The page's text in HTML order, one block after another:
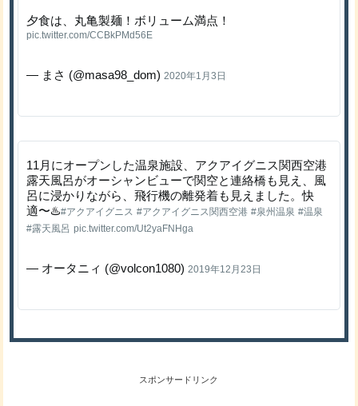
夕食は、丸亀製麺！ボリューム満点！
pic.twitter.com/CCBkPMd56E
— まさ (@masa98_dom) 2020年1月3日
11月にオープンした温泉施設、アクアイグニス関西空港
露天風呂がオーシャンビューで関空と連絡橋も見え、風
呂に浸かりながら、飛行機の離発着も見えました。快
適〜♨️#アクアイグニス #アクアイグニス関西空港 #泉州温泉 #温泉
#露天風呂 pic.twitter.com/Ut2yaFNHga
— オータニィ (@volcon1080) 2019年12月23日
スポンサードリンク